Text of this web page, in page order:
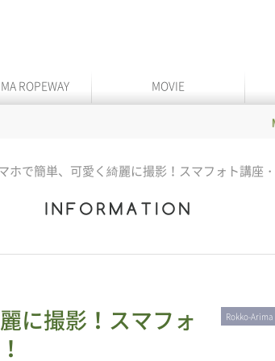
ROPEWAY MOVIE
マホで簡単、可愛く綺麗に撮影！スマフォト講座
Rokko-Arima
に撮影！スマフォ